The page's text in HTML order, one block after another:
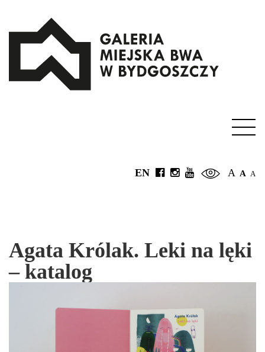
A A A
EN
Agata Królak. Leki na lęki
– katalog